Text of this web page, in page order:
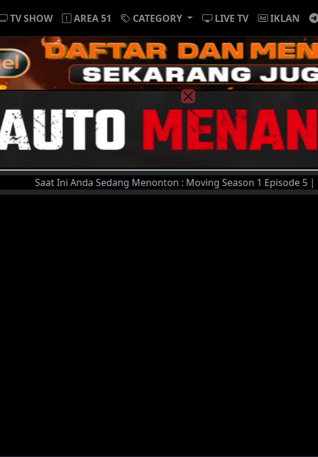
TV SHOW AREA 51 CATEGORY LIVE TV IKLAN
Saat Ini Anda Sedang Menonton : Moving Season 1 Episode 5 | Untuk